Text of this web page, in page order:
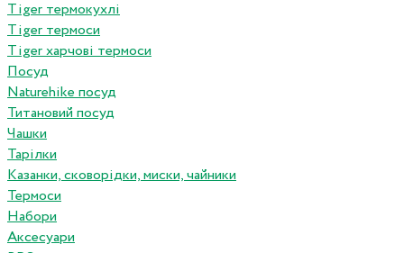
Tiger термокухлі
Tiger термоси
Tiger харчові термоси
Посуд
Naturehike посуд
Титановий посуд
Чашки
Тарілки
Казанки, сковорідки, миски, чайники
Термоси
Набори
Аксесуари